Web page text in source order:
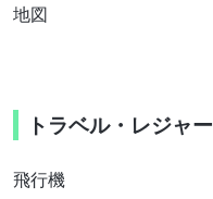
地図
トラベル・レジャー
飛行機